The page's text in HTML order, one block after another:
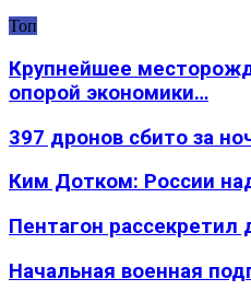
Топ
Крупнейшее
опорой экономики…
397 дронов сбито за
Ким Дотком: России
Пентагон
Начальная военная